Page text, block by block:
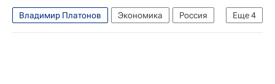
Еще4
Владимир Платонов Экономика
Россия
Иран
Казем Джалали
Хасан Тимижев